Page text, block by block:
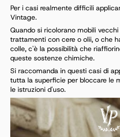
Per i casi realmente difficili
Vintage.
Quando si ricolorano mobili
trattamenti con cere o olii, o che
colle, c'è la possibilità che
queste sostenze chimiche.
Si raccomanda in questi casi di
tutta la superficie per bloccare le
le istruzioni d'uso.